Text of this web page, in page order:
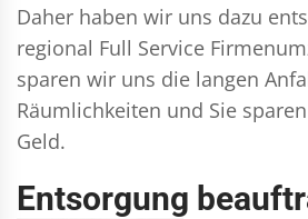
Daher haben wir uns dazu
regional Full Service
sparen wir uns die langen
Räumlichkeiten und Sie
Geld.
Entsorgung